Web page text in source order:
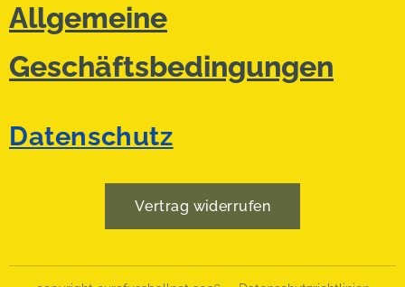
Allgemeine
Geschäftsbedingungen
Datenschutz
Vertrag widerrufen